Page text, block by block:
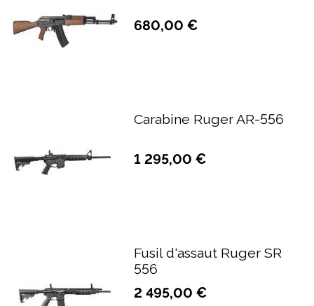
680,00 €
Carabine Ruger AR-556
1 295,00 €
Fusil d'assaut Ruger SR
556
2 495,00 €